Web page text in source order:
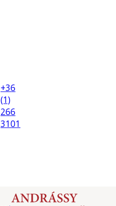
+36
(1)
266
3101